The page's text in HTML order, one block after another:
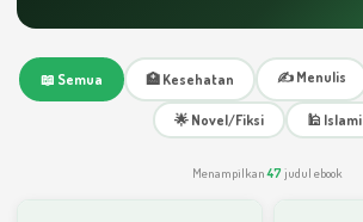
📖 Semua 🏥 Kesehatan ✍️ Menulis
🌟 Novel/Fiksi 🕌 Islami
Menampilkan47 judul ebook